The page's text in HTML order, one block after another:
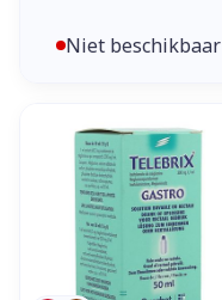
Niet beschikbaar